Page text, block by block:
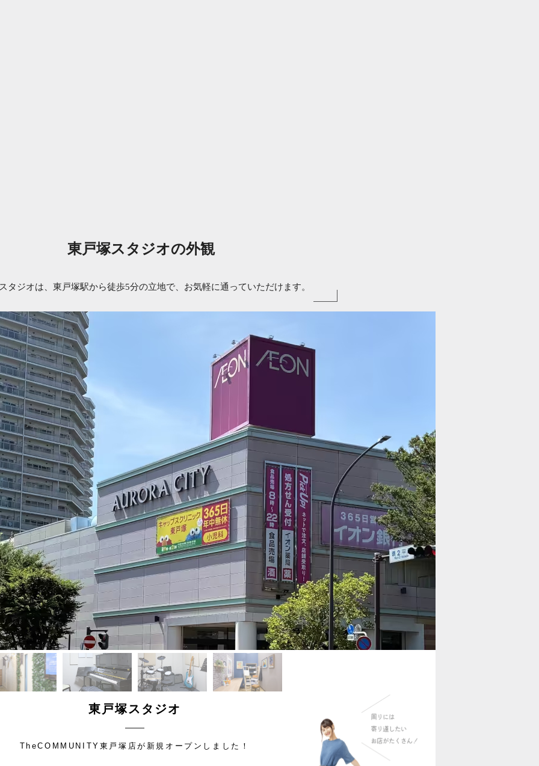
東戸塚スタジオの外観
タジオは、東戸塚駅から徒歩5分の立地で、お気軽に通っていただけます。
東戸塚スタジオ
TheCOMMUNITY東戸塚店が新規オープンしました！